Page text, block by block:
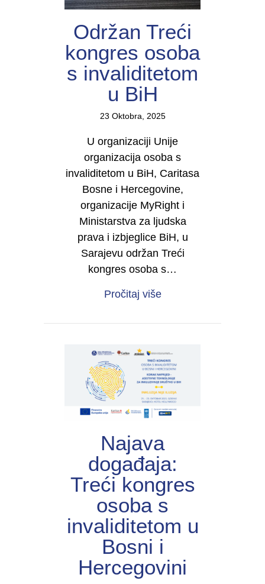
Održan Treći
kongres osoba
s invaliditetom
u BiH
23 Oktobra, 2025
U organizaciji Unije
organizacija osoba s
invaliditetom u BiH, Caritasa
Bosne i Hercegovine,
organizacije MyRight i
Ministarstva za ljudska
prava i izbjeglice BiH, u
Sarajevu održan Treći
kongres osoba s…
Pročitaj višeabout Održan Treći
Najava
događaja:
Treći kongres
osoba s
invaliditetom u
Bosni i
Hercegovini